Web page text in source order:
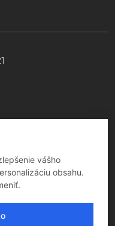
vášho
obsahu.